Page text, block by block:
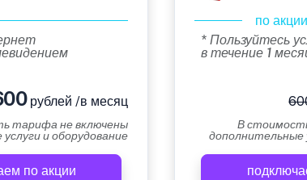
рублей /в месяц
тарифа не включены
и оборудование
по акции
по
* Пользуйтесь
в течение 1
В
дополнительные